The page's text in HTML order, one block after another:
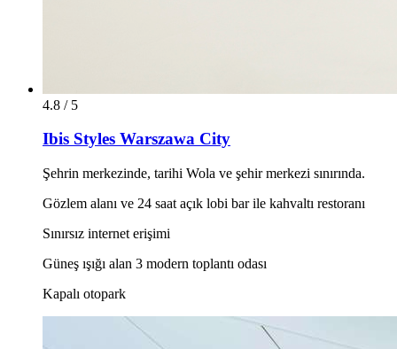
4.8 / 5
Ibis Styles Warszawa City
Şehrin merkezinde, tarihi Wola ve şehir merkezi sınırında.
Gözlem alanı ve 24 saat açık lobi bar ile kahvaltı restoranı
Sınırsız internet erişimi
Güneş ışığı alan 3 modern toplantı odası
Kapalı otopark